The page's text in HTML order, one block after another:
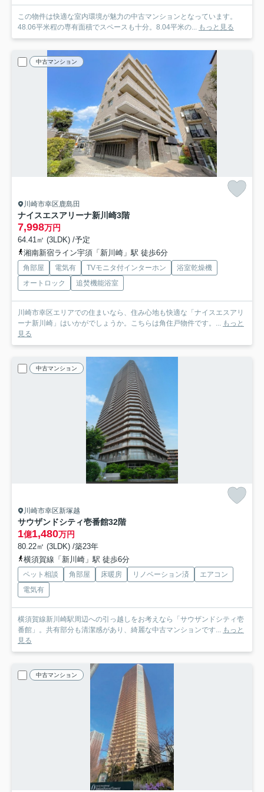
この物件は快適な室内環境が魅力の中古マンションとなっています。
48.06平米程の専有面積でスペースも十分。8.04平米の...
もっと見る
中古マンション
川崎市幸区鹿島田
ナイスエスアリーナ新川崎3階
7,998万円
64.41㎡ (3LDK) /予定
湘南新宿ライン宇須「新川崎」駅 徒歩6分
角部屋 電気有 TVモニタ付インターホン
浴室乾燥機
オートロック
追焚機能浴室
川崎市幸区エリアでの住まいなら、住み心地も快適な「ナイスエスアリ
ーナ新川崎」はいかがでしょうか。こちらは角住戸物件です。...
もっと
見る
中古マンション
川崎市幸区新塚越
サウザンドシティ壱番館32階
1億1,480万円
80.22㎡ (3LDK) /築23年
横須賀線「新川崎」駅 徒歩6分
ペット相談 角部屋 床暖房 リノベーション済
エアコン
電気有
横須賀線新川崎駅周辺への引っ越しをお考えなら「サウザンドシティ壱
番館」。共有部分も清潔感があり、綺麗な中古マンションです...
もっと
見る
中古マンション